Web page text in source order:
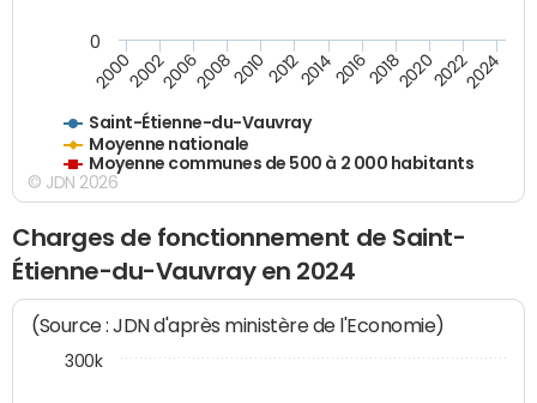
Saint-Étienne-du-Vauvray
Moyenne nationale
Moyenne communes de 500 à 2 000 habitants
200020022006200820102012201420162018202020222024
0
© JDN 2026
Charges de fonctionnement de Saint-
Étienne-du-Vauvray en 2024
(Source : JDN d'après ministère de l'Economie)
300k